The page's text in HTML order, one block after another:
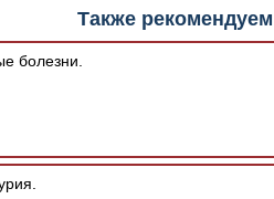
"Читать онлайн" возможны
шрифтов и изменения
программным обеспечением
Также
болезни.